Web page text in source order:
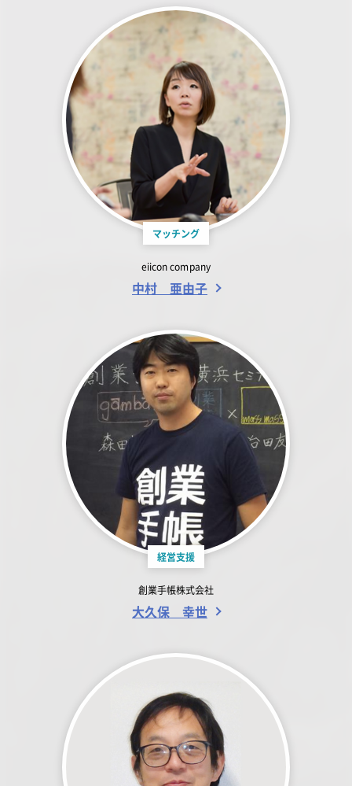
マッチング
eiicon company
中村 亜由子
経営支援
創業手帳株式会社
大久保 幸世